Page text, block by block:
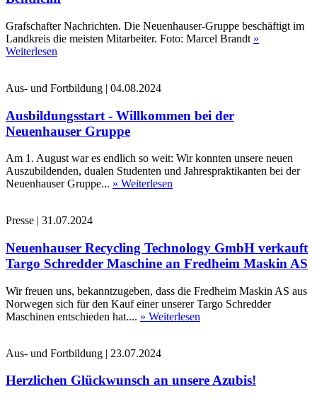
Grafschafter Nachrichten. Die Neuenhauser-Gruppe beschäftigt im
Landkreis die meisten Mitarbeiter. Foto: Marcel Brandt »
Weiterlesen
Aus- und Fortbildung | 04.08.2024
Ausbildungsstart - Willkommen bei der
Neuenhauser Gruppe
Am 1. August war es endlich so weit: Wir konnten unsere neuen
Auszubildenden, dualen Studenten und Jahrespraktikanten bei der
Neuenhauser Gruppe... » Weiterlesen
Presse | 31.07.2024
Neuenhauser Recycling Technology GmbH verkauft
Targo Schredder Maschine an Fredheim Maskin AS
Wir freuen uns, bekanntzugeben, dass die Fredheim Maskin AS aus
Norwegen sich für den Kauf einer unserer Targo Schredder
Maschinen entschieden hat.... » Weiterlesen
Aus- und Fortbildung | 23.07.2024
Herzlichen Glückwunsch an unsere Azubis!